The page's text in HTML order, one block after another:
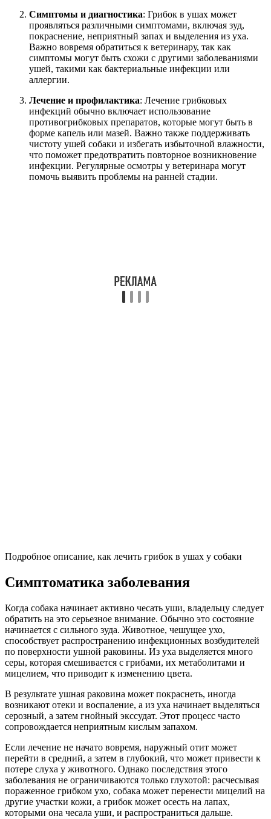
Симптомы и диагностика: Грибок в ушах может
проявляться различными симптомами, включая зуд,
покраснение, неприятный запах и выделения из уха.
Важно вовремя обратиться к ветеринару, так как
симптомы могут быть схожи с другими заболеваниями
ушей, такими как бактериальные инфекции или
аллергии.
Лечение и профилактика: Лечение грибковых
инфекций обычно включает использование
противогрибковых препаратов, которые могут быть в
форме капель или мазей. Важно также поддерживать
чистоту ушей собаки и избегать избыточной влажности,
что поможет предотвратить повторное возникновение
инфекции. Регулярные осмотры у ветеринара могут
помочь выявить проблемы на ранней стадии.
Подробное описание, как лечить грибок в ушах у собаки
Симптоматика заболевания
Когда собака начинает активно чесать уши, владельцу следует
обратить на это серьезное внимание. Обычно это состояние
начинается с сильного зуда. Животное, чешущее ухо,
способствует распространению инфекционных возбудителей
по поверхности ушной раковины. Из уха выделяется много
серы, которая смешивается с грибами, их метаболитами и
мицелием, что приводит к изменению цвета.
В результате ушная раковина может покраснеть, иногда
возникают отеки и воспаление, а из уха начинает выделяться
серозный, а затем гнойный экссудат. Этот процесс часто
сопровождается неприятным кислым запахом.
Если лечение не начато вовремя, наружный отит может
перейти в средний, а затем в глубокий, что может привести к
потере слуха у животного. Однако последствия этого
заболевания не ограничиваются только глухотой: расчесывая
пораженное грибком ухо, собака может перенести мицелий на
другие участки кожи, а грибок может осесть на лапах,
которыми она чесала уши, и распространиться дальше.